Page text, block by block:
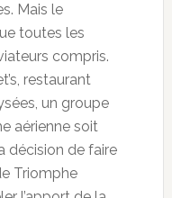
Mais le
toutes les
compris.
restaurant
un groupe
aérienne soit
décision de faire
Triomphe